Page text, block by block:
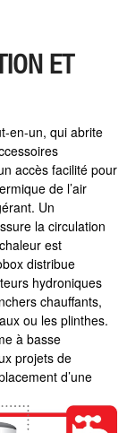
ET
en-un, qui abrite
accès facilité pour
de l’air
Un
la circulation
est
distribue
hydroniques
chauffants,
ou les plinthes.
à basse
projets de
d’une